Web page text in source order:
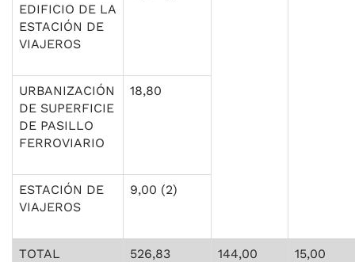
EDIFICIO DE LA
ESTACIÓN DE
VIAJEROS
URBANIZACIÓN
DE SUPERFICIE
DE PASILLO
FERROVIARIO
18,80
ESTACIÓN DE
VIAJEROS
9,00 (2)
TOTAL 526,83 144,00 15,00